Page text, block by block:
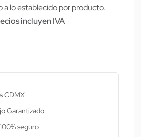
a lo establecido por producto.
incluyen IVA
CDMX
Garantizado
seguro